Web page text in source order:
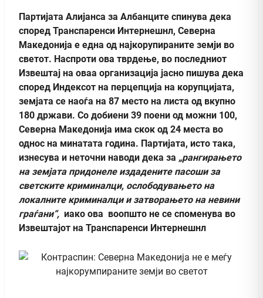
Партијата Алијанса за Албанците спинува дека
според Транспаренси Интернешнл, Северна
Македонија е една од најкорупираните земји во
светот. Наспроти ова тврдење, во последниот
Извештај на оваа организација јасно пишува дека
според Индексот на перцепција на корупцијата,
земјата се наоѓа на 87 место на листа од вкупно
180 држави. Со добиени 39 поени од можни 100,
Северна Македонија има скок од 24 места во
однос на минатата година. Партијата, исто така,
изнесува и неточни наводи дека за „рангирањето
на земјата придонеле издадените пасоши за
светските криминалци, ослободувањето на
локалните криминалци и затворањето на невини
граѓани“, иако ова воопшто не се споменува во
Извештајот на Транспаренси Интернешнл